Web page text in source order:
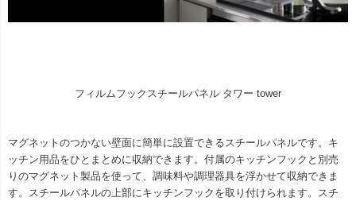
フィルムフックスチールパネル タワー tower
マグネットのつかない壁面に簡単に設置できるスチールパネルです。キ
ッチン用品をひとまとめに収納できます。付属のキッチンフックと別売
りのマグネット製品を使って、調味料や調理器具を浮かせて収納できま
す。スチールパネルの上部にキッチンフックを取り付けられます。スチ